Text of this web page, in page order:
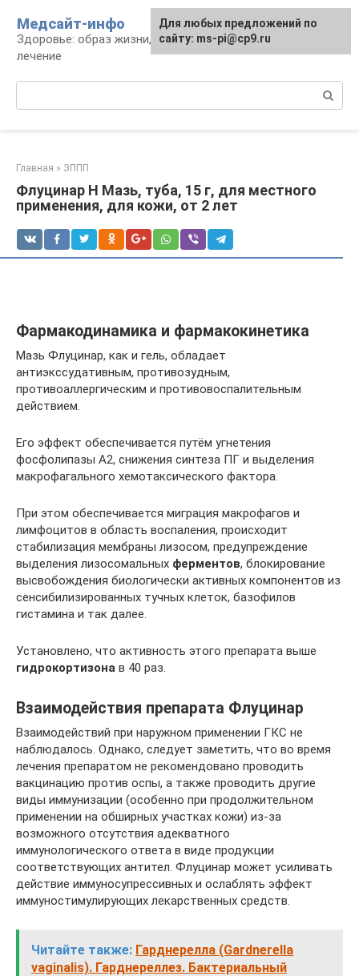
контенту
Медсайт-инфо
Здоровье: образ жизни, профилактика и
лечение
Главная » ЗППП
Флуцинар Н Мазь, туба, 15 г, для местного
применения, для кожи, от 2 лет
Фармакодинамика и фармакокинетика
Мазь Флуцинар, как и гель, обладает
антиэкссудативным, противозудным,
противоаллергическим и противовоспалительным
действием.
Его эффект обеспечивается путём угнетения
фосфолипазы A2, снижения синтеза ПГ и выделения
макрофагального хемотаксического фактора.
При этом обеспечивается миграция макрофагов и
лимфоцитов в область воспаления, происходит
стабилизация мембраны лизосом, предупреждение
выделения лизосомальных ферментов, блокирование
высвобождения биологически активных компонентов из
сенсибилизированных тучных клеток, базофилов
гистамина и так далее.
Установлено, что активность этого препарата выше
гидрокортизона в 40 раз.
Взаимодействия препарата Флуцинар
Взаимодействий при наружном применении ГКС не
наблюдалось. Однако, следует заметить, что во время
лечения препаратом не рекомендовано проводить
вакцинацию против оспы, а также проводить другие
виды иммунизации (особенно при продолжительном
применении на обширных участках кожи) из-за
возможного отсутствия адекватного
иммунологического ответа в виде продукции
соответствующих антител. Флуцинар может усиливать
действие иммуносупрессивных и ослаблять эффект
иммуностимулирующих лекарственных средств.
Читайте также: Гарднерелла (Gardnerella
vaginalis). Гарднереллез. Бактериальный
Для любых предложений по
сайту: ms-pi@cp9.ru